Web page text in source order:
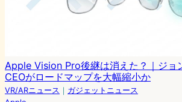
Apple Vision Pro後継は消えた？｜ジョ
CEOがロードマップを大幅縮小か
VR/ARニュース ｜ ガジェットニュース